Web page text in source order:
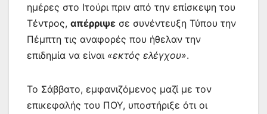
ημέρες στο Ιτούρι πριν από την επίσκεψη του
Τέντρος, απέρριψε σε συνέντευξη Τύπου την
Πέμπτη τις αναφορές που ήθελαν την
επιδημία να είναι «εκτός ελέγχου».
Το Σάββατο, εμφανιζόμενος μαζί με τον
επικεφαλής του ΠΟΥ, υποστήριξε ότι οι